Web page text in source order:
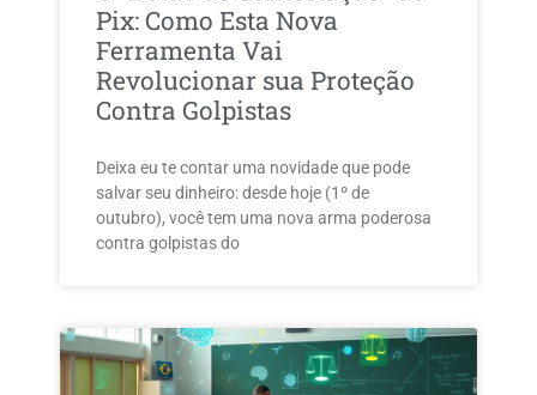
Pix: Como Esta Nova
Ferramenta Vai
Revolucionar sua Proteção
Contra Golpistas
Deixa eu te contar uma novidade que pode
salvar seu dinheiro: desde hoje (1º de
outubro), você tem uma nova arma poderosa
contra golpistas do